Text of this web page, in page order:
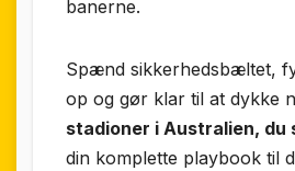
banerne.
Spænd sikkerhedsbæltet,
op og gør klar til at dykke
stadioner i Australien, du
din komplette playbook til